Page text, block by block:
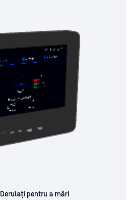
Derulați pentru a mări